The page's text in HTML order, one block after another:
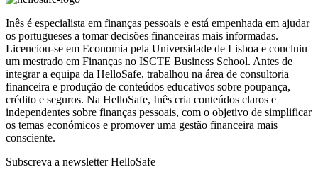
Inês é especialista em finanças pessoais e está empenhada em ajudar
os portugueses a tomar decisões financeiras mais informadas.
Licenciou-se em Economia pela Universidade de Lisboa e concluiu
um mestrado em Finanças no ISCTE Business School. Antes de
integrar a equipa da HelloSafe, trabalhou na área de consultoria
financeira e produção de conteúdos educativos sobre poupança,
crédito e seguros. Na HelloSafe, Inês cria conteúdos claros e
independentes sobre finanças pessoais, com o objetivo de simplificar
os temas económicos e promover uma gestão financeira mais
consciente.
Subscreva a newsletter HelloSafe